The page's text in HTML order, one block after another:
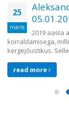
25
märts
2019 aasta
korraldamisega,
kergejõustikus.
read more